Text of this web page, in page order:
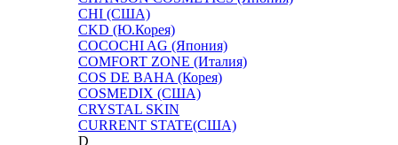
CHI (США)
CKD (Ю.Корея)
COCOCHI AG (Япония)
COMFORT ZONE (Италия)
COS DE BAHA (Корея)
COSMEDIX (США)
CRYSTAL SKIN
CURRENT STATE(США)
D